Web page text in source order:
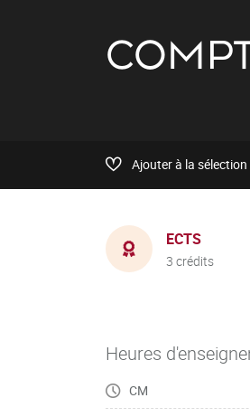
Ajouter à la sélection
ECTS
3 crédits
Heures
CM